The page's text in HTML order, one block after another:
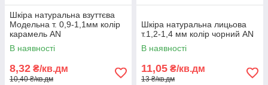
Шкіра натуральна взуттєва
Модельна т. 0,9-1,1мм колір
карамель AN
В наявності
8,32 ₴/кв.дм
10,40 ₴/кв.дм
Шкіра натуральна лицьова
т.1,2-1,4 мм колір чорний AN
В наявності
11,05 ₴/кв.дм
13 ₴/кв.дм